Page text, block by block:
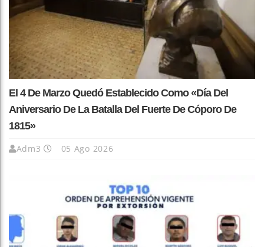
El 4 De Marzo Quedó Establecido Como «Día Del
Aniversario De La Batalla Del Fuerte De Cóporo De
1815»
Adm3 05 Ago 2026